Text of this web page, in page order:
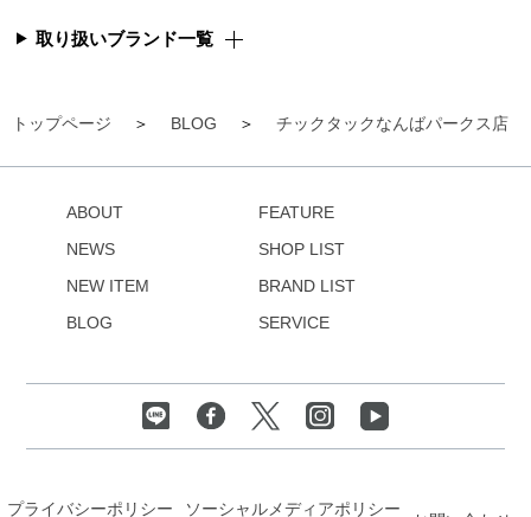
トップページ BLOG チックタックなんばパークス店
取り扱いブランド一覧
ABOUT
NEWS
NEW ITEM
BLOG
FEATURE
SHOP LIST
BRAND LIST
SERVICE
プライバシーポリシー ソーシャルメディアポリシー